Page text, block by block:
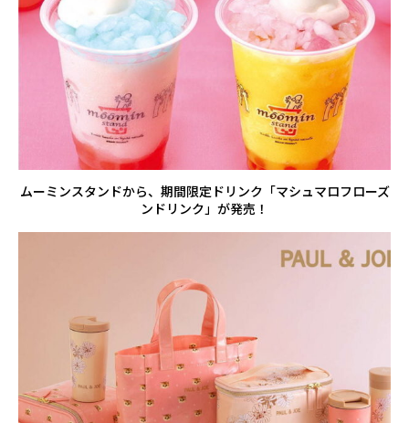
ムーミンスタンドから、期間限定ドリンク「マシュマロフローズ
ンドリンク」が発売！